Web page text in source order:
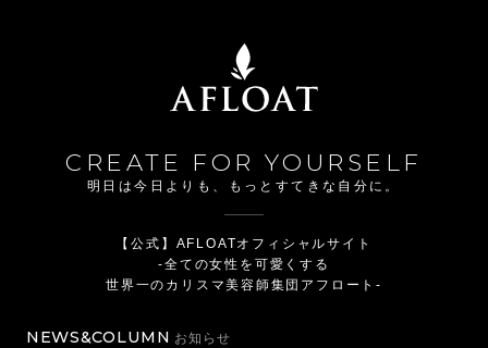
CREATE FOR YOURSELF
明日は今日よりも、もっとすてきな自分に。
【公式】AFLOATオフィシャルサイト
-全ての女性を可愛くする
世界一のカリスマ美容師集団アフロート-
NEWS&COLUMN お知らせ